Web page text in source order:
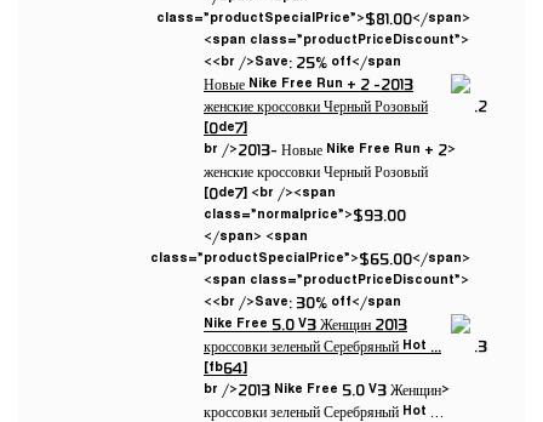
class=”productSpecialPrice”>$81.00</span>
<span class=”productPriceDiscount”>
<br />Save: 25% off</span>
<br />2013- Новые Nike Free Run + 2
женские кроссовки Черный Розовый
[0de7] <br /><span
class=”normalprice”>$93.00
</span> <span
class=”productSpecialPrice”>$65.00</span>
<span class=”productPriceDiscount”>
<br />Save: 30% off</span>
<br />2013 Nike Free 5.0 V3 Женщин
кроссовки зеленый Серебряный Hot …